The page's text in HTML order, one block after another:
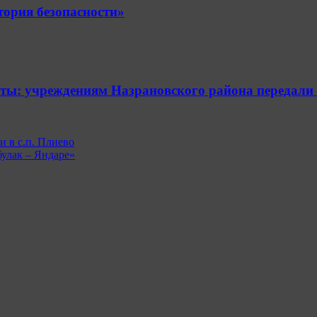
безопасности»
учреждениям Назрановского района
в с.п. Плиево
– Яндаре»